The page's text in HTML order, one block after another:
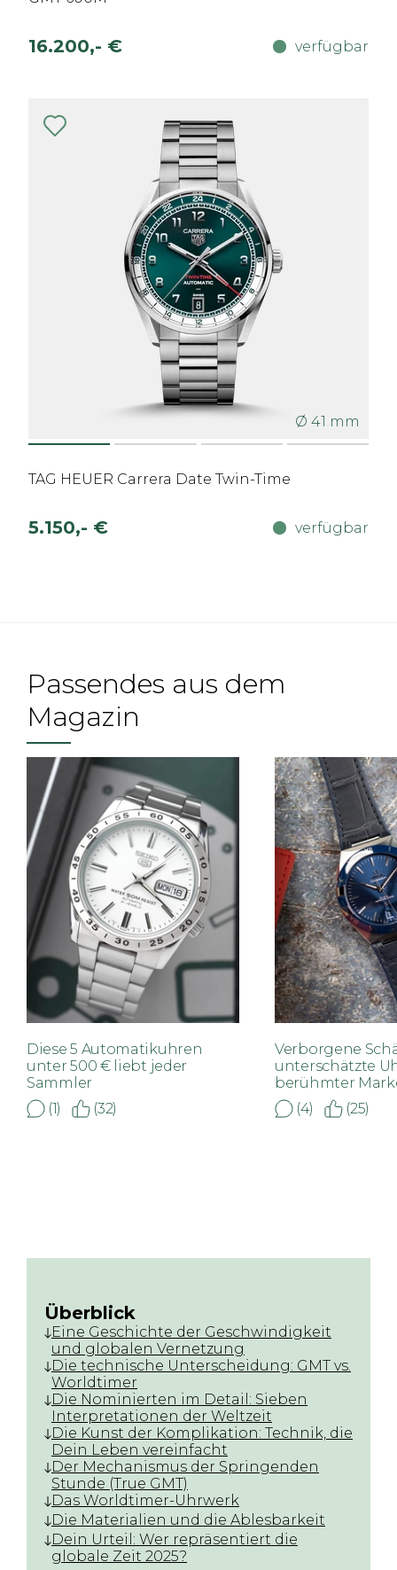
16.200,- € verfügbar
Ø 41 mm
TAG HEUER Carrera Date Twin-Time
5.150,- € verfügbar
Passendes aus dem
Magazin
Diese 5 Automatikuhren
unter 500 € liebt jeder
Sammler
(1)
(32)
Verborgene
unterschätzte
berühmter
(4)
(25)
Überblick
Eine Geschichte der Geschwindigkeit
und globalen Vernetzung
Die technische Unterscheidung: GMT vs.
Worldtimer
Die Nominierten im Detail: Sieben
Interpretationen der Weltzeit
Die Kunst der Komplikation: Technik, die
Dein Leben vereinfacht
Der Mechanismus der Springenden
Stunde (True GMT)
Das Worldtimer-Uhrwerk
Die Materialien und die Ablesbarkeit
Dein Urteil: Wer repräsentiert die
globale Zeit 2025?